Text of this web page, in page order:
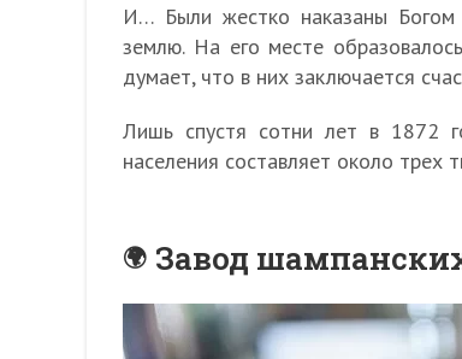
И… Были жестко наказаны
землю. На его месте
думает, что в них заключается
Лишь спустя сотни лет в 1872
населения составляет около трех
Завод